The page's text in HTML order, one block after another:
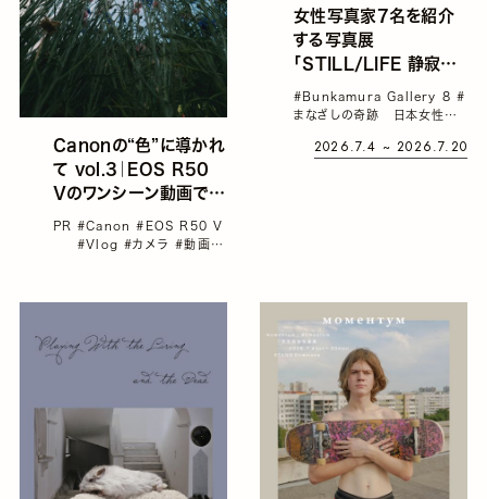
Canonの“色”に導かれ
て vol.3｜EOS R50
Vのワンシーン動画で記
PR #Canon#EOS R50 V
#Vlog#カメラ#動画#
女性写真家7名を紹介
する写真展
「STILL/LIFE 静寂の
奇跡 日本女性写真家の
谷で開催。
#Bunkamura Gallery 8#
まなざしの奇跡 日本女性写
落合安奈#中井菜央#佐藤
2026.7.4 ~ 2026.7.20